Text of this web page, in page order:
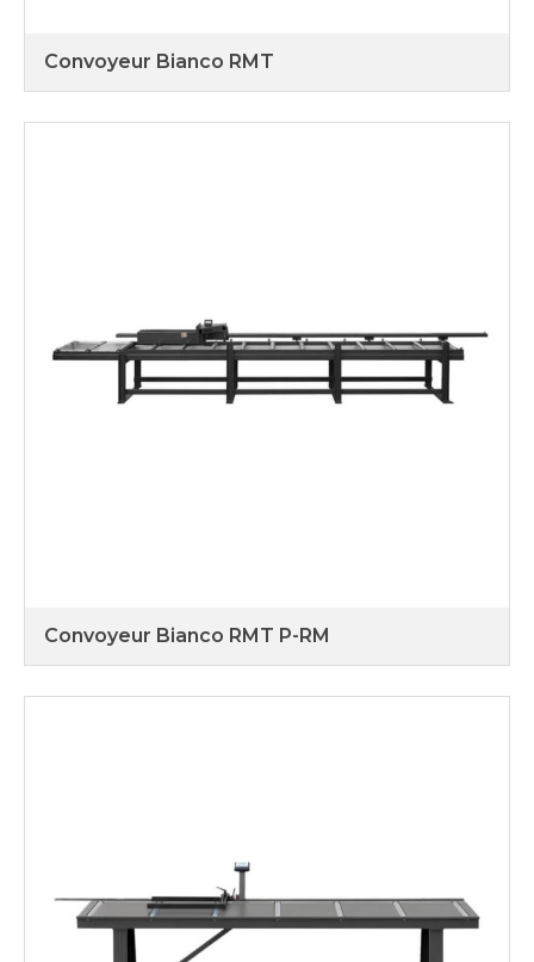
Convoyeur Bianco RMT
Convoyeur Bianco RMT P-RM